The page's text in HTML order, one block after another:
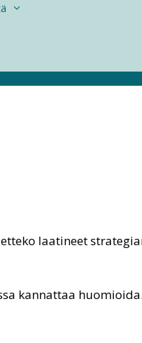
laatineet
kannattaa huomioida.